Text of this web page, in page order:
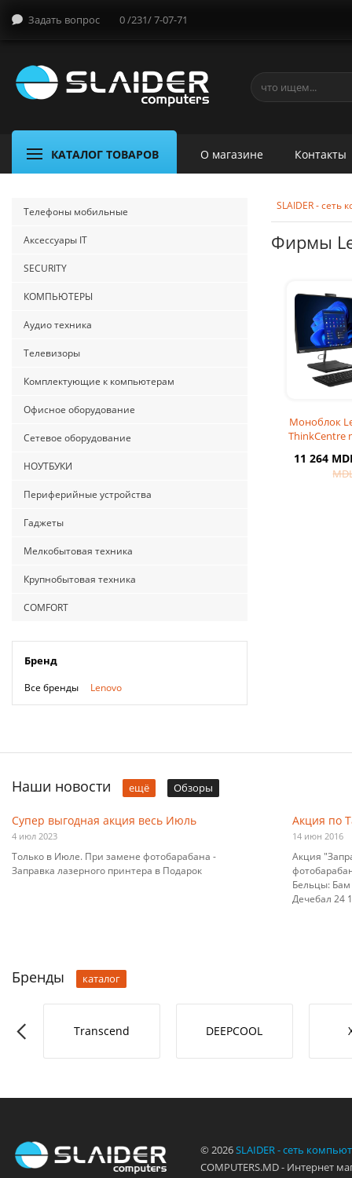
Задать вопрос 0 /231/ 7-07-71
КАТАЛОГ ТОВАРОВ О магазине Контакты
Телефоны мобильные
Аксессуары IT
SECURITY
КОМПЬЮТЕРЫ
Аудио техника
Телевизоры
Комплектующие к компьютерам
Офисное оборудование
Сетевое оборудование
НОУТБУКИ
Периферийные устройства
Гаджеты
Мелкобытовая техника
Крупнобытовая техника
COMFORT
Бренд
Все бренды Lenovo
SLAIDER - сеть
Фирмы
Моноблок
ThinkCentre
11 264
Наши новости ещё Обзоры
Супер выгодная акция весь Июль
4 июл 2023
Только в Июле. При замене фотобарабана -
Заправка лазерного принтера в Подарок
Акция по
14 июн 2016
Акция
Бельцы: Бам
Дечебал 24
Бренды каталог
L Transcend DEEPCOOL
© 2026SLAIDER - сеть
COMPUTERS.MD - Интернет